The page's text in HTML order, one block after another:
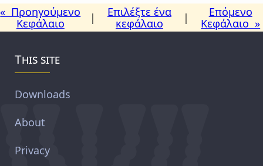
« Προηγούμενο
Κεφάλαιο
|
Επιλέξτε ένα
κεφάλαιο
|
Επόμενο
Κεφάλαιο »
This site
Downloads
About
Privacy